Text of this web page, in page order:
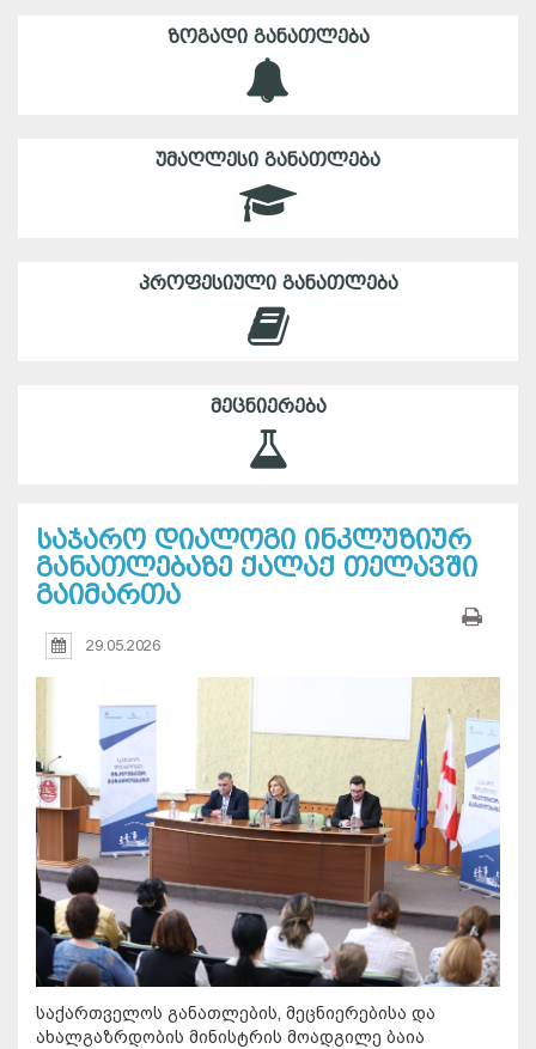
ᲖᲝᲒᲐᲓᲘ ᲒᲐᲜᲐᲗᲚᲔᲑᲐ
ᲣᲛᲐᲦᲚᲔᲡᲘ ᲒᲐᲜᲐᲗᲚᲔᲑᲐ
ᲞᲠᲝᲤᲔᲡᲘᲣᲚᲘ ᲒᲐᲜᲐᲗᲚᲔᲑᲐ
ᲛᲔᲪᲜᲘᲔᲠᲔᲑᲐ
საჯარო დიალოგი ინკლუზიურ
განათლებაზე ქალაქ თელავში
გაიმართა
29.05.2026
საქართველოს განათლების, მეცნიერებისა და
ახალგაზრდობის მინისტრის მოადგილე ბაია